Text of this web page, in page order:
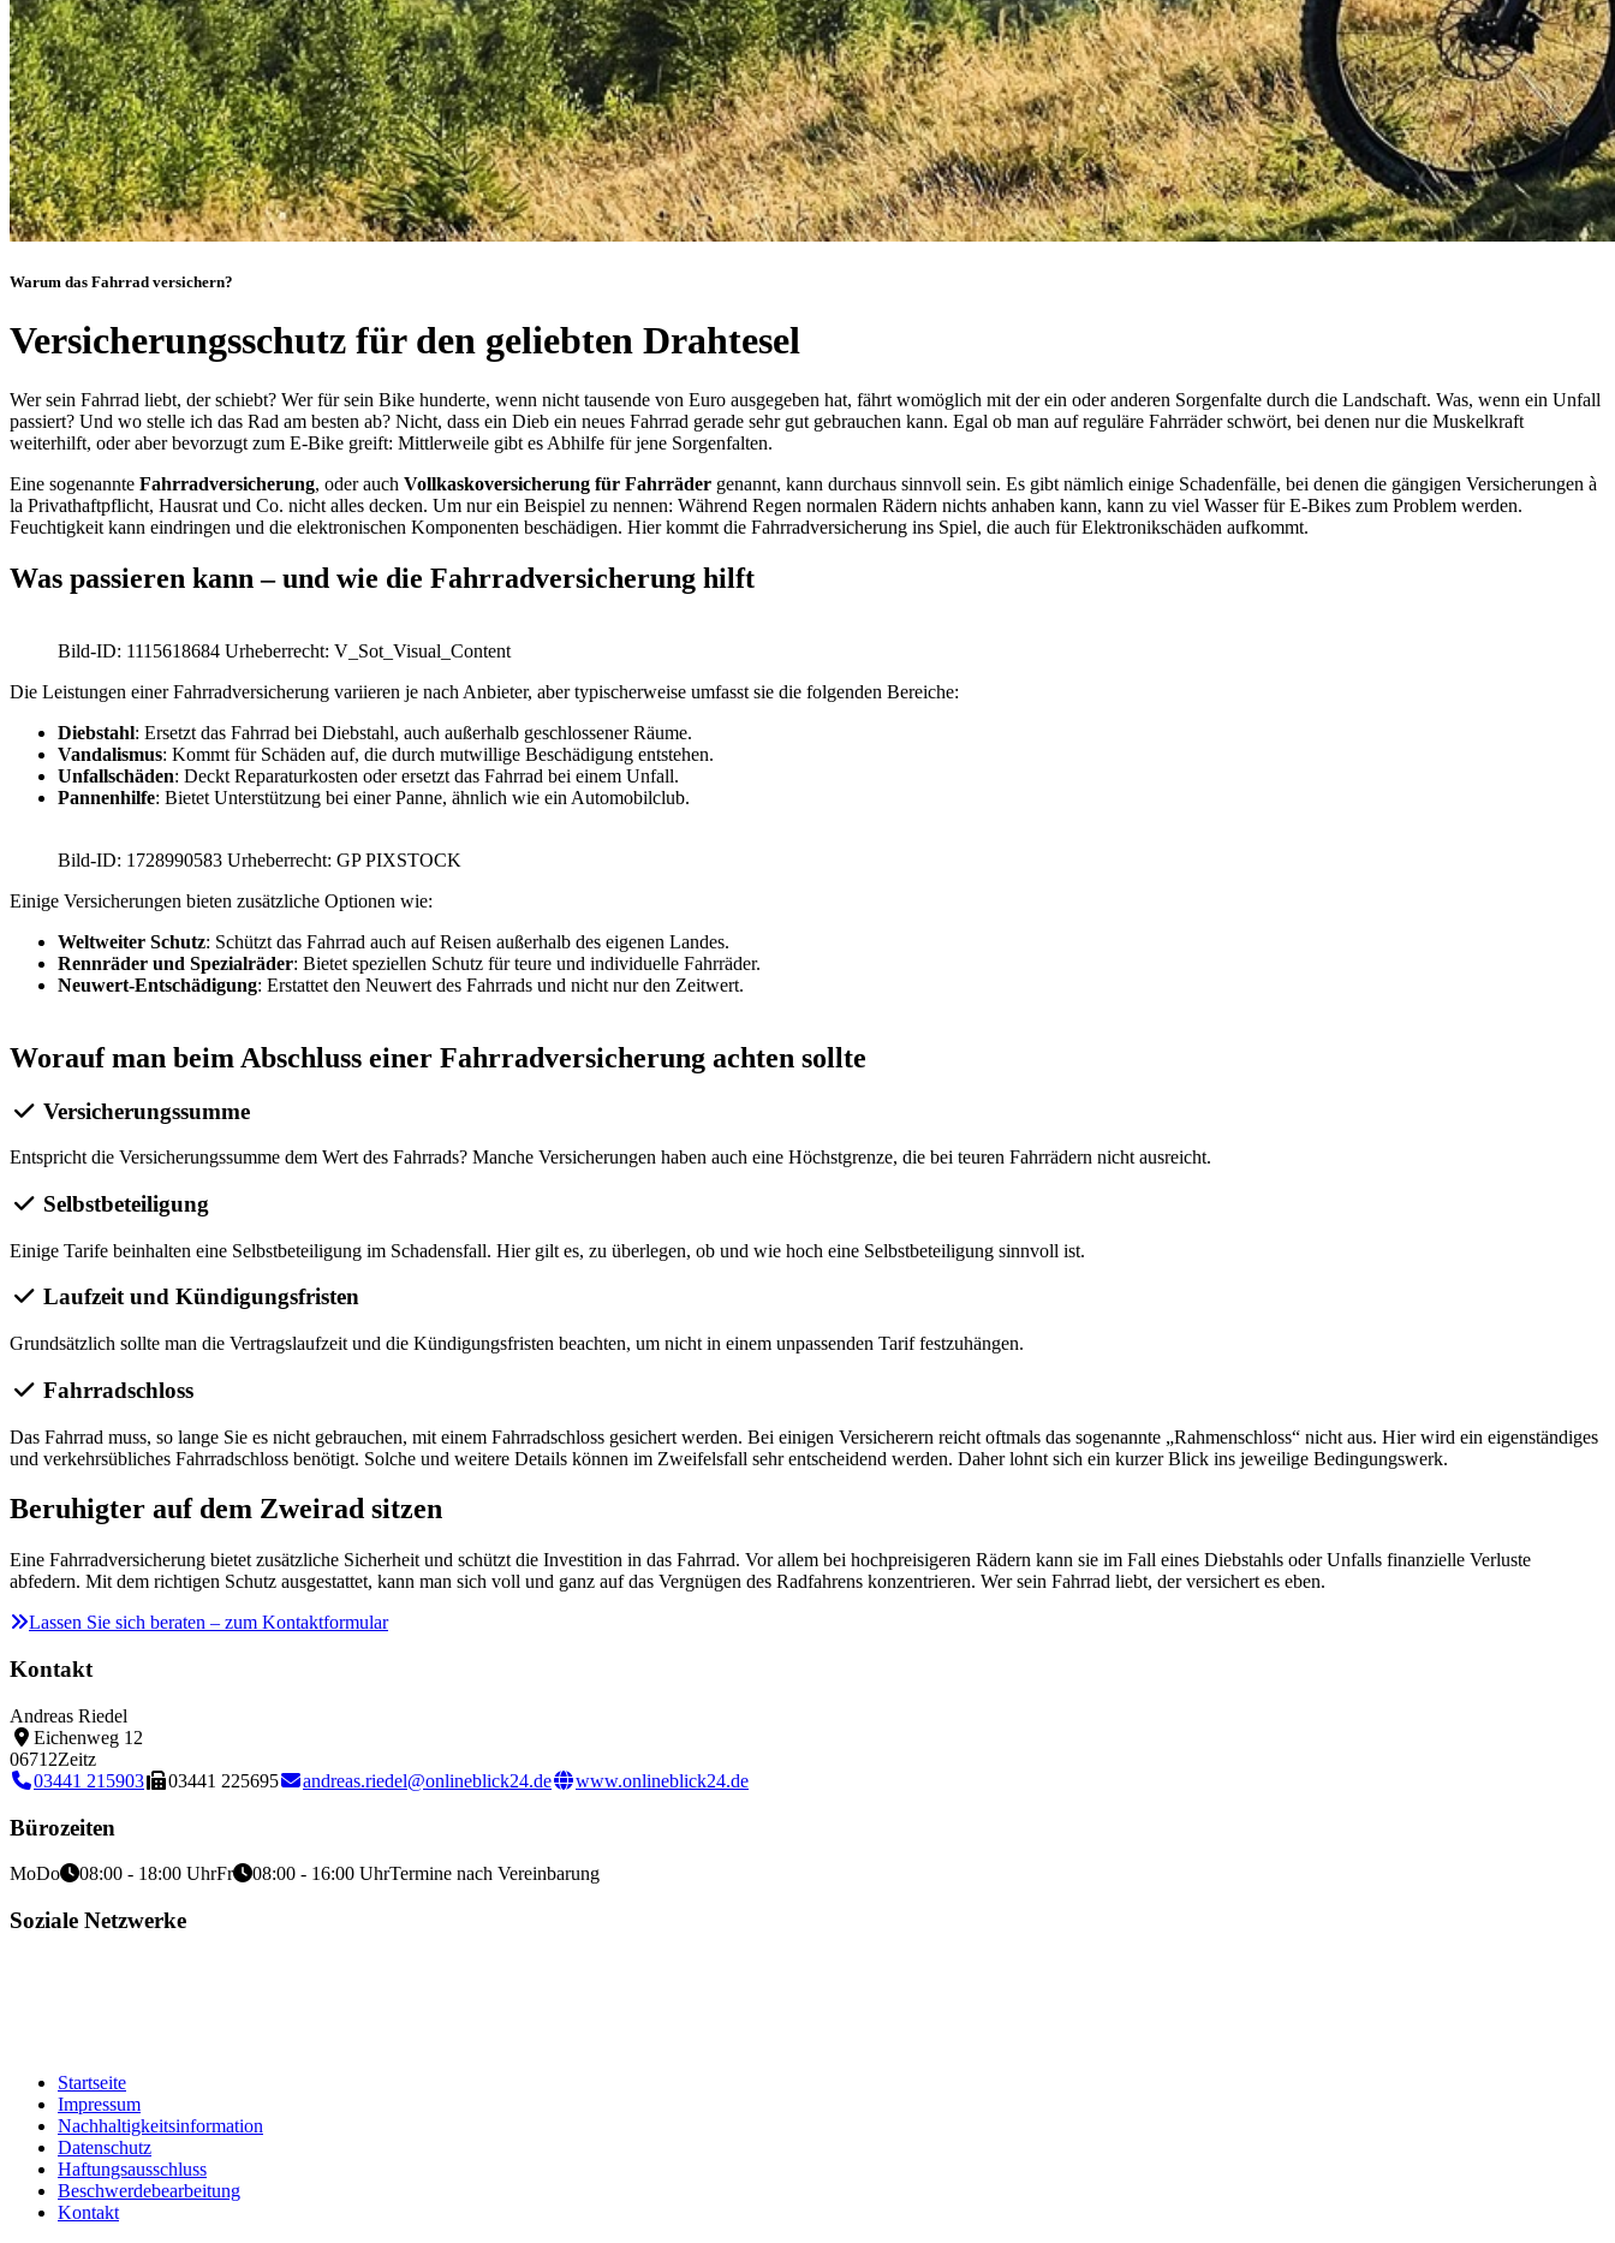
Warum das Fahrrad versichern?
Versicherungsschutz für den geliebten Drahtesel
Wer sein Fahrrad liebt, der schiebt? Wer für sein Bike hunderte, wenn nicht tausende von Euro ausgegeben hat, fährt womöglich mit der ein oder anderen Sorgenfalte durch die Landschaft. Was, wenn ein Unfall
passiert? Und wo stelle ich das Rad am besten ab? Nicht, dass ein Dieb ein neues Fahrrad gerade sehr gut gebrauchen kann. Egal ob man auf reguläre Fahrräder schwört, bei denen nur die Muskelkraft
weiterhilft, oder aber bevorzugt zum E-Bike greift: Mittlerweile gibt es Abhilfe für jene Sorgenfalten.
Eine sogenannte Fahrradversicherung, oder auch Vollkaskoversicherung für Fahrräder genannt, kann durchaus sinnvoll sein. Es gibt nämlich einige Schadenfälle, bei denen die gängigen Versicherungen à
la Privathaftpflicht, Hausrat und Co. nicht alles decken. Um nur ein Beispiel zu nennen: Während Regen normalen Rädern nichts anhaben kann, kann zu viel Wasser für E-Bikes zum Problem werden.
Feuchtigkeit kann eindringen und die elektronischen Komponenten beschädigen. Hier kommt die Fahrradversicherung ins Spiel, die auch für Elektronikschäden aufkommt.
Was passieren kann – und wie die Fahrradversicherung hilft
Bild-ID: 1115618684 Urheberrecht: V_Sot_Visual_Content
Die Leistungen einer Fahrradversicherung variieren je nach Anbieter, aber typischerweise umfasst sie die folgenden Bereiche:
Diebstahl: Ersetzt das Fahrrad bei Diebstahl, auch außerhalb geschlossener Räume.
Vandalismus: Kommt für Schäden auf, die durch mutwillige Beschädigung entstehen.
Unfallschäden: Deckt Reparaturkosten oder ersetzt das Fahrrad bei einem Unfall.
Pannenhilfe: Bietet Unterstützung bei einer Panne, ähnlich wie ein Automobilclub.
Bild-ID: 1728990583 Urheberrecht: GP PIXSTOCK
Einige Versicherungen bieten zusätzliche Optionen wie:
Weltweiter Schutz: Schützt das Fahrrad auch auf Reisen außerhalb des eigenen Landes.
Rennräder und Spezialräder: Bietet speziellen Schutz für teure und individuelle Fahrräder.
Neuwert-Entschädigung: Erstattet den Neuwert des Fahrrads und nicht nur den Zeitwert.
Worauf man beim Abschluss einer Fahrradversicherung achten sollte
Versicherungssumme
Entspricht die Versicherungssumme dem Wert des Fahrrads? Manche Versicherungen haben auch eine Höchstgrenze, die bei teuren Fahrrädern nicht ausreicht.
Selbstbeteiligung
Einige Tarife beinhalten eine Selbstbeteiligung im Schadensfall. Hier gilt es, zu überlegen, ob und wie hoch eine Selbstbeteiligung sinnvoll ist.
Laufzeit und Kündigungsfristen
Grundsätzlich sollte man die Vertragslaufzeit und die Kündigungsfristen beachten, um nicht in einem unpassenden Tarif festzuhängen.
Fahrradschloss
Das Fahrrad muss, so lange Sie es nicht gebrauchen, mit einem Fahrradschloss gesichert werden. Bei einigen Versicherern reicht oftmals das sogenannte „Rahmenschloss“ nicht aus. Hier wird ein eigenständiges
und verkehrsübliches Fahrradschloss benötigt. Solche und weitere Details können im Zweifelsfall sehr entscheidend werden. Daher lohnt sich ein kurzer Blick ins jeweilige Bedingungswerk.
Beruhigter auf dem Zweirad sitzen
Eine Fahrradversicherung bietet zusätzliche Sicherheit und schützt die Investition in das Fahrrad. Vor allem bei hochpreisigeren Rädern kann sie im Fall eines Diebstahls oder Unfalls finanzielle Verluste
abfedern. Mit dem richtigen Schutz ausgestattet, kann man sich voll und ganz auf das Vergnügen des Radfahrens konzentrieren. Wer sein Fahrrad liebt, der versichert es eben.
Lassen Sie sich beraten – zum Kontaktformular
Kontakt
Andreas Riedel
Eichenweg 12
06712Zeitz
03441 215903
03441 225695 andreas.riedel@onlineblick24.de www.onlineblick24.de
Bürozeiten
MoDo 08:00 - 18:00 UhrFr 08:00 - 16:00 UhrTermine nach Vereinbarung
Soziale Netzwerke
Startseite
Impressum
Nachhaltigkeitsinformation
Datenschutz
Haftungsausschluss
Beschwerdebearbeitung
Kontakt